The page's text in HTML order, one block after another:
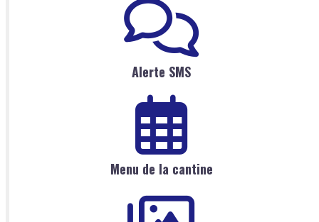
Alerte SMS
Menu de la cantine